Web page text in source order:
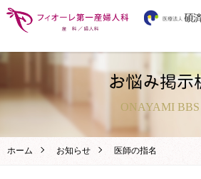
お悩み掲示
ONAYAMI BBS
ホーム お知らせ 医師の指名